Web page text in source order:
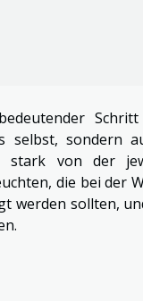
selbst, sondern
stark von der
die bei der
werden sollten,